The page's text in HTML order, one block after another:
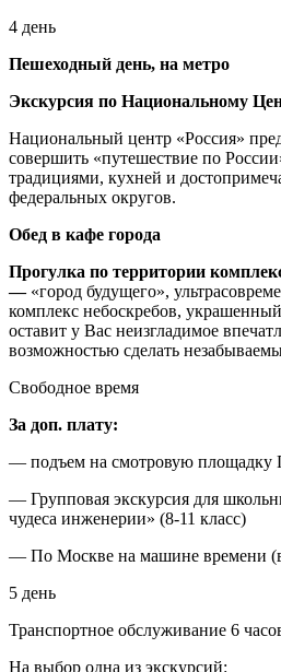
4 день
Пешеходный день, на метро
Экскурсия по Национальному
Национальный центр «Россия»
совершить «путешествие по
традициями, кухней и
федеральных округов.
Обед в кафе города
Прогулка по территории
— «город будущего»,
комплекс небоскребов,
оставит у Вас неизгладимое
возможностью сделать
Свободное время
За доп. плату:
— подъем на смотровую площадку
— Групповая экскурсия для
чудеса инженерии» (8-11 класс)
— По Москве на машине времени
5 день
Транспортное обслуживание 6
На выбор одна из экскурсий: